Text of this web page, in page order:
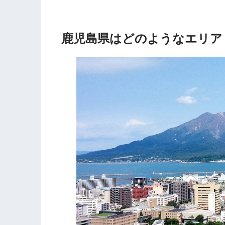
鹿児島県はどのようなエリア